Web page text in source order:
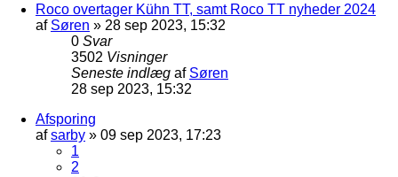
Roco overtager Kühn TT, samt Roco TT nyheder 2024
af Søren » 28 sep 2023, 15:32
0 Svar
3502 Visninger
Seneste indlæg af Søren
28 sep 2023, 15:32
Afsporing
afsarby » 09 sep 2023, 17:23
1
2